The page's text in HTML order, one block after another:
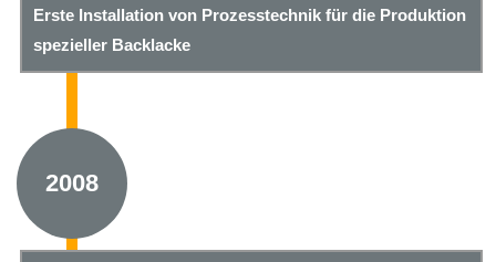
Erste Installation von Prozesstechnik für die Produktion
spezieller Backlacke
2008